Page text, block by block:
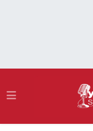
Namaz Vakitleri